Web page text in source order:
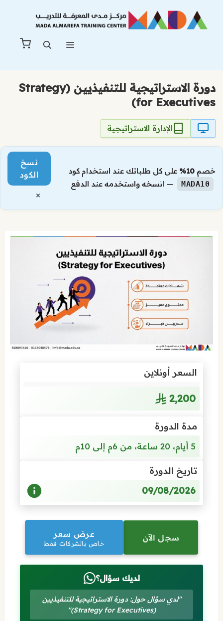
المحتوى
دورة الاستراتيجية للتنفيذيين (Strategy
for Executives)
الإدارة الاستراتيجية
خصم 10% على كل طلباتك عند استخدام كود
MADA10 — انسخه واستخدمه عند الدفع
نسخ
الكود
×
السعر أونلاين
2٬200
مدة الدورة
5 أيام، 20 ساعة، من 6م إلى 10م
تاريخ الدورة
09/08/2026
سجل الآن عرض سعر
خاص بالشركات فقط
لديك سؤال؟
"لدي سؤال حول: دورة الاستراتيجية للتنفيذيين
(Strategy for Executives)"